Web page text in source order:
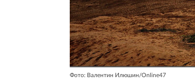
Фото: Валентин Илюшин/Online47